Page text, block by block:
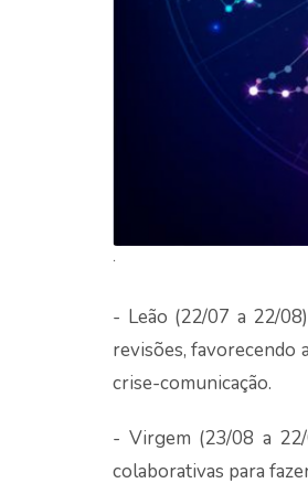
.
- Leão (22/07 a 22/
revisões, favorecendo
crise-comunicação.
- Virgem (23/08 a
colaborativas para